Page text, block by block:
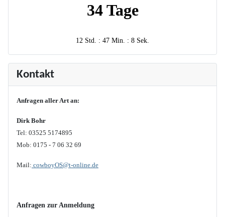
34 Tage
12 Std. : 47 Min. : 8 Sek.
Kontakt
Anfragen aller Art an:
Dirk Bohr
Tel: 03525 5174895
Mob: 0175 - 7 06 32 69
Mail: cowboyOS@t-online.de
Anfragen zur Anmeldung